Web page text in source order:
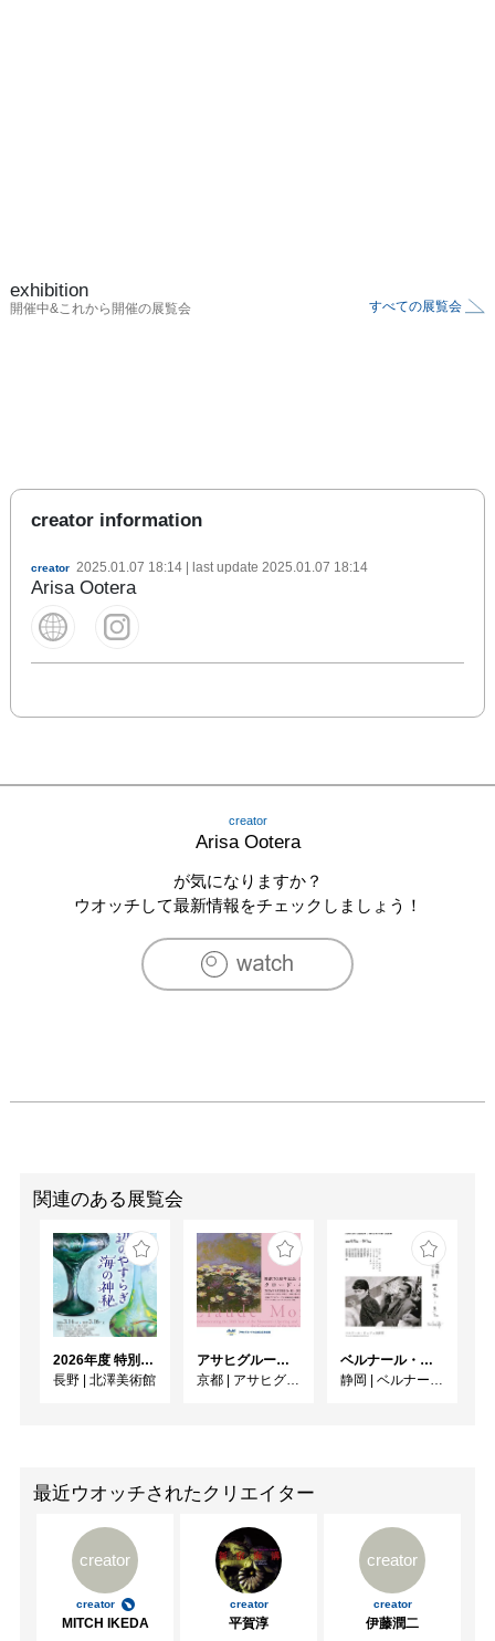
exhibition
開催中&これから開催の展覧会 すべての展覧会
creator information
creator 2025.01.07 18:14 | last update 2025.01.07 18:14
Arisa Ootera
creator
Arisa Ootera
が気になりますか？
ウオッチして最新情報をチェックしましょう！
関連のある展覧会
2026年度 特別展「ガレとドーム、アール･ヌーヴォーのガラス 水辺のやすらぎ、海の神秘」
長野 | 北澤美術館
アサヒグループ大山崎山荘美術館 開館30周年記念展「没後100年 クロード・モネ」
京都 | アサヒグループ大山崎山荘美術館
ベルナール・ビュフェと写真 ーカメラがとらえたビュフェとその時代、そして21 世紀へ
静岡 | ベルナール・ビュフェ美術館
最近ウオッチされたクリエイター
creator
creator
MITCH IKEDA
creator
平賀淳
creator
creator
伊藤潤二